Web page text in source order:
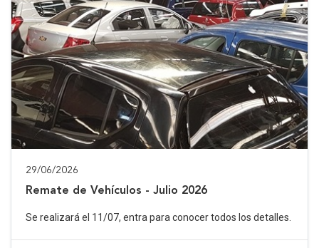
29/06/2026
Remate de Vehículos - Julio 2026
Se realizará el 11/07, entra para conocer todos los detalles.